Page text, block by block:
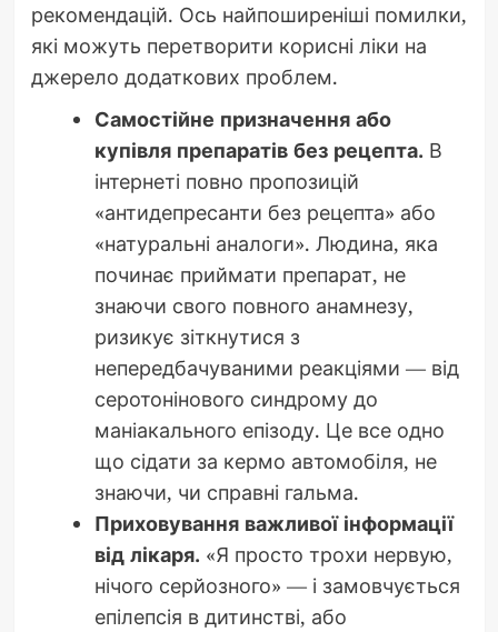
рекомендацій. Ось найпоширеніші помилки,
які можуть перетворити корисні ліки на
джерело додаткових проблем.
Самостійне призначення або
купівля препаратів без рецепта. В
інтернеті повно пропозицій
«антидепресанти без рецепта» або
«натуральні аналоги». Людина, яка
починає приймати препарат, не
знаючи свого повного анамнезу,
ризикує зіткнутися з
непередбачуваними реакціями — від
серотонінового синдрому до
маніакального епізоду. Це все одно
що сідати за кермо автомобіля, не
знаючи, чи справні гальма.
Приховування важливої інформації
від лікаря. «Я просто трохи нервую,
нічого серйозного» — і замовчується
епілепсія в дитинстві, або